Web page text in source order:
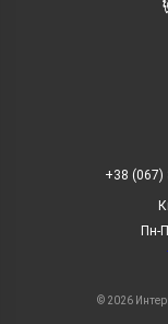
+38 (067)
Пн-
© 2026